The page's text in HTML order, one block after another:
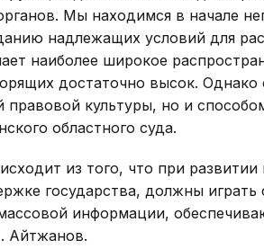
Мы находимся в начале
надлежащих условий для
наиболее широкое
достаточно высок. Однако
культуры, но и
областного суда.
из того, что при
государства, должны играть
информации,
Айтжанов.